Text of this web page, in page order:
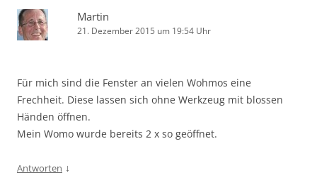
Martin
21. Dezember 2015 um 19:54 Uhr
Für mich sind die Fenster an vielen Wohmos eine
Frechheit. Diese lassen sich ohne Werkzeug mit blossen
Händen öffnen.
Mein Womo wurde bereits 2 x so geöffnet.
Antworten ↓